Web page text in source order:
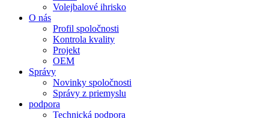
Volejbalové ihrisko
O nás
Profil spoločnosti
Kontrola kvality
Projekt
OEM
Správy
Novinky spoločnosti
Správy z priemyslu
podpora
Technická podpora